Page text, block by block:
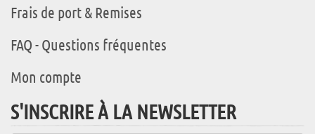
Frais de port & Remises
FAQ - Questions fréquentes
Mon compte
S'INSCRIRE À LA NEWSLETTER